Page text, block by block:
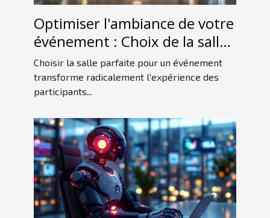
Optimiser l'ambiance de votre
événement : Choix de la salle
idéale
Choisir la salle parfaite pour un événement
transforme radicalement l'expérience des
participants...